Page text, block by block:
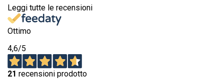
Leggi tutte le recensioni
Ottimo
4,6/5
21 recensioni prodotto